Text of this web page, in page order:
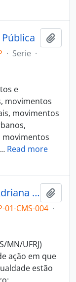
· Serie ·
e
movimentos
movimentos
… Read more
Movimentos de mulheres - Adriana Vianna
01-CMS-004 ·
MN/UFRJ)
ação em que
estão